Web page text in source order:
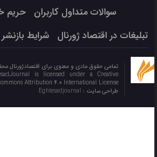
سوالات متداول کاربران
حریم
تبلیغات در اقتصاد ژورنال
شرایط
تمامی حقوق مادی و معنوی برای اقتصادژورنال
is licensed under a Creative
Commons Attribution 4.0 International License ©️
طراحی سایت :